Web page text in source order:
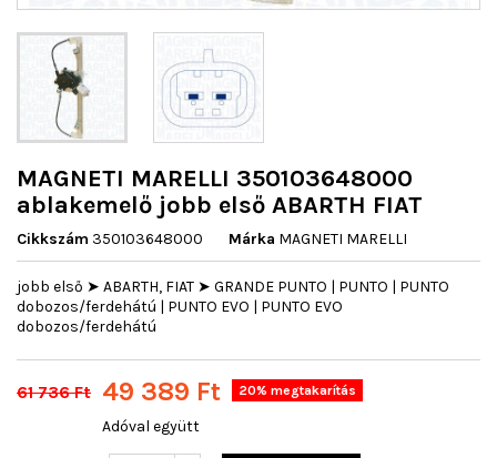
MAGNETI MARELLI 350103648000
ablakemelő jobb első ABARTH FIAT
Cikkszám 350103648000 Márka MAGNETI MARELLI
jobb első ➤ ABARTH, FIAT ➤ GRANDE PUNTO | PUNTO | PUNTO
dobozos/ferdehátú | PUNTO EVO | PUNTO EVO
dobozos/ferdehátú
61 736 Ft 49 389 Ft 20% megtakarítás
Adóval együtt